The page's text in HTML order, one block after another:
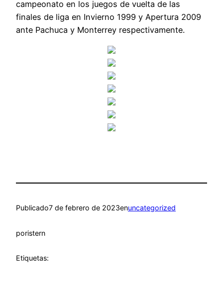
campeonato en los juegos de vuelta de las
finales de liga en Invierno 1999 y Apertura 2009
ante Pachuca y Monterrey respectivamente.
Publicado7 de febrero de 2023enuncategorized
poristern
Etiquetas: